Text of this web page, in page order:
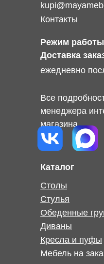
Каталог
Режим
Доставка
Все
менеджера
магазина
ежедневно
Обеденные
Мебель на
Кресла и пуфы
Диваны
Стулья
Контакты
Столы